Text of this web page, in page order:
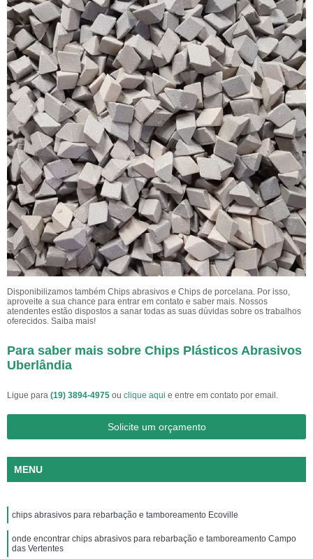
Disponibilizamos também Chips abrasivos e Chips de porcelana. Por isso,
aproveite a sua chance para entrar em contato e saber mais. Nossos
atendentes estão dispostos a sanar todas as suas dúvidas sobre os trabalhos
oferecidos. Saiba mais!
Para saber mais sobre Chips Plásticos Abrasivos
Uberlândia
Ligue para (19) 3894-4975 ou clique aqui e entre em contato por email.
Solicite um orçamento
MENU
chips abrasivos para rebarbação e tamboreamento Ecoville
onde encontrar chips abrasivos para rebarbação e tamboreamento Campo
das Vertentes